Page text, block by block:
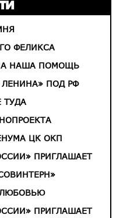
ФЕЛИКСА
НАША ПОМОЩЬ
ПОД РФ
ТУДА
ЦК ОКП
ПРИГЛАШАЕТ
ПРИГЛАШАЕТ